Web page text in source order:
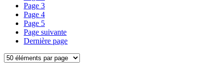
Page 3
Page 4
Page 5
Page suivante
Dernière page